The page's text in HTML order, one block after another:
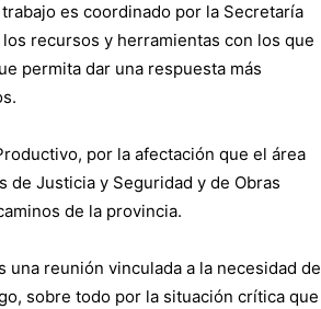
es coordinado por la Secretaría
recursos y herramientas con los que
permita dar una respuesta más
por la afectación que el área
Justicia y Seguridad y de Obras
de la provincia.
reunión vinculada a la necesidad de
sobre todo por la situación crítica que